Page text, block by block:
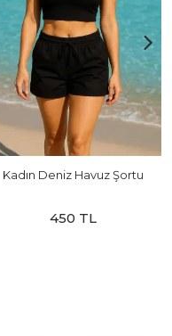
Kadın Deniz Havuz Şortu
450 TL